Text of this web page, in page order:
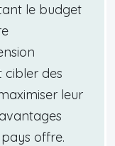
le budget
cibler des
leur
offre.